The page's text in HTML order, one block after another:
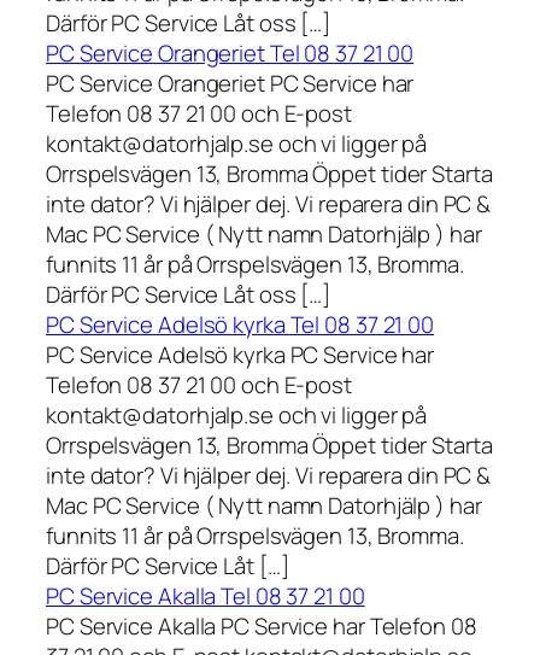
Därför PC Service Låt oss […]
PC Service Orangeriet Tel 08 37 21 00
PC Service Orangeriet PC Service har
Telefon 08 37 21 00 och E-post
kontakt@datorhjalp.se och vi ligger på
Orrspelsvägen 13, Bromma Öppet tider Starta
inte dator? Vi hjälper dej. Vi reparera din PC &
Mac PC Service ( Nytt namn Datorhjälp ) har
funnits 11 år på Orrspelsvägen 13, Bromma.
Därför PC Service Låt oss […]
PC Service Adelsö kyrka Tel 08 37 21 00
PC Service Adelsö kyrka PC Service har
Telefon 08 37 21 00 och E-post
kontakt@datorhjalp.se och vi ligger på
Orrspelsvägen 13, Bromma Öppet tider Starta
inte dator? Vi hjälper dej. Vi reparera din PC &
Mac PC Service ( Nytt namn Datorhjälp ) har
funnits 11 år på Orrspelsvägen 13, Bromma.
Därför PC Service Låt […]
PC Service Akalla Tel 08 37 21 00
PC Service Akalla PC Service har Telefon 08